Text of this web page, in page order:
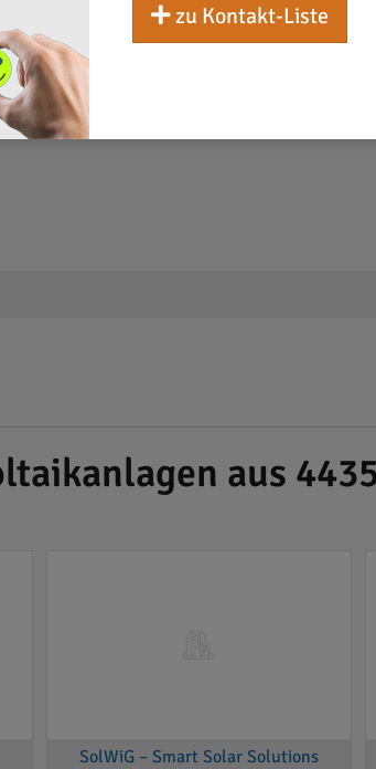
aus
SolWiG – Smart Solar Solutions
zu Kontakt-Liste